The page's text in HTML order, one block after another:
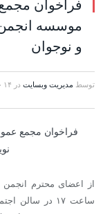
فراخوان
موسسه
و نوجوان
توسط مدیریت وبسایت در ۱۴ خرداد, ۱۳۹۸
فراخوان مجمع
ساعت ۱۷ در